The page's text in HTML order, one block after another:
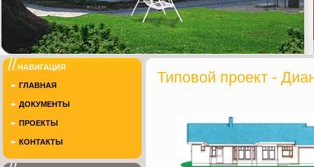
Типовой проект -
НАВИГАЦИЯ
ГЛАВНАЯ
ДОКУМЕНТЫ
ПРОЕКТЫ
КОНТАКТЫ